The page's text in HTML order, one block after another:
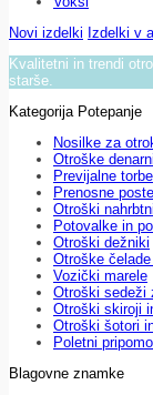
Novi izdelki Izdelki v
Kvalitetni in trendi
starše.
Kategorija Potepanje
Nosilke za
Otroške
Previjalne torbe
Prenosne
Otroški
Potovalke in
Otroški dežniki
Otroške
Vozički marele
Otroški sedeži
Otroški skiroji
Otroški šotori
Poletni
Blagovne znamke